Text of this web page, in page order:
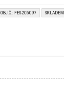
OBJ.Č.: FES-205097 SKLADEM